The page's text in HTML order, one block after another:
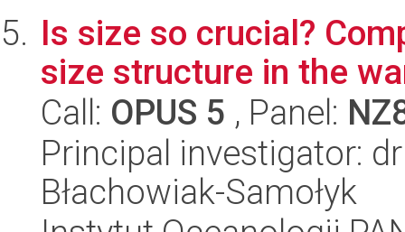
Is size so crucial?
size structure in the
Call: OPUS 5 , Panel:
Principal investigator:
Błachowiak-Samołyk